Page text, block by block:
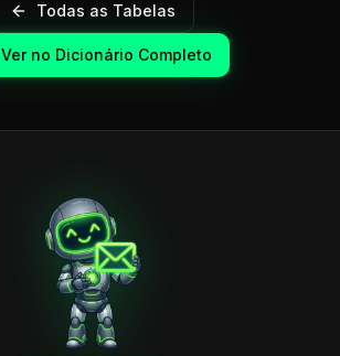
Todas as Tabelas
Ver no Dicionário Completo